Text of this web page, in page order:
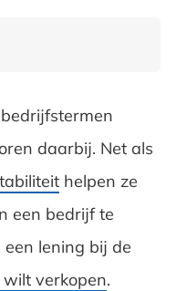
daarbij. Net als
helpen ze
een bedrijf te
lening bij de
verkopen.